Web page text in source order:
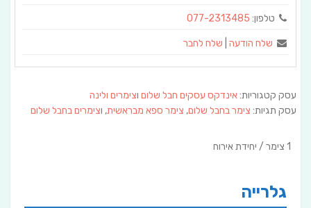
טלפון: 077-2313485
שלח הודעה שלח לחבר
עסק קטגוריות:אינדקס עסקים חבל שלום וצימרים ולינה
עסק תגיות: צימר בחבל שלום, צימר ספא מבראשית, וצימרים בחבל שלום
1 צימר / יחידת אירוח
גלרייה